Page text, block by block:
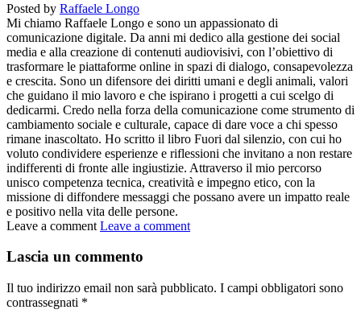
Posted by Raffaele Longo
Mi chiamo Raffaele Longo e sono un appassionato di
comunicazione digitale. Da anni mi dedico alla gestione dei social
media e alla creazione di contenuti audiovisivi, con l’obiettivo di
trasformare le piattaforme online in spazi di dialogo, consapevolezza
e crescita. Sono un difensore dei diritti umani e degli animali, valori
che guidano il mio lavoro e che ispirano i progetti a cui scelgo di
dedicarmi. Credo nella forza della comunicazione come strumento di
cambiamento sociale e culturale, capace di dare voce a chi spesso
rimane inascoltato. Ho scritto il libro Fuori dal silenzio, con cui ho
voluto condividere esperienze e riflessioni che invitano a non restare
indifferenti di fronte alle ingiustizie. Attraverso il mio percorso
unisco competenza tecnica, creatività e impegno etico, con la
missione di diffondere messaggi che possano avere un impatto reale
e positivo nella vita delle persone.
Leave a comment Leave a comment
Lascia un commento
Il tuo indirizzo email non sarà pubblicato. I campi obbligatori sono
contrassegnati *